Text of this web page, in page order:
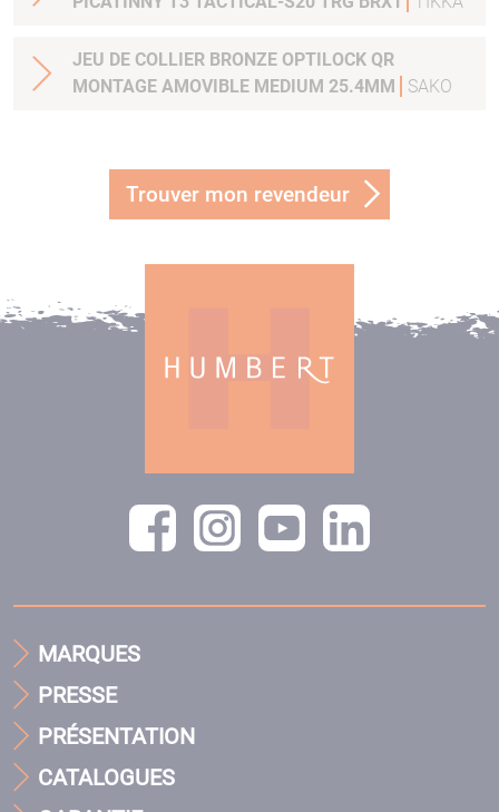
JEU DE COLLIER BRONZE OPTILOCK QR
MONTAGE AMOVIBLE MEDIUM 25.4MM
SAKO
Trouver mon revendeur
MARQUES
PRESSE
PRÉSENTATION
CATALOGUES